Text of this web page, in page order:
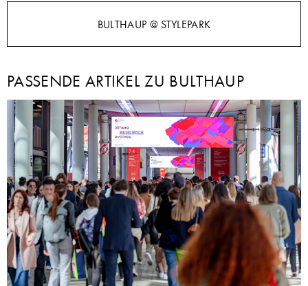
BULTHAUP @ STYLEPARK
PASSENDE ARTIKEL ZU BULTHAUP